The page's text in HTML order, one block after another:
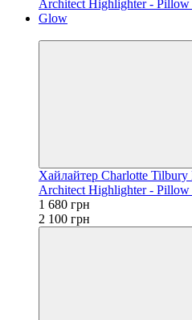
Хайлайтер Charlotte
Architect Highlighter -
1 680 грн
2 100 грн